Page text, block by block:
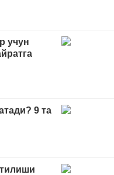
учун
9 та